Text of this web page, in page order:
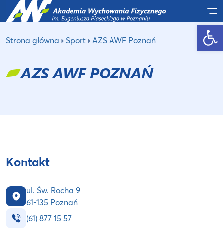
Otwórz pasek narzędzi
Strona główna Sport AZS AWF Poznań
AZS AWF POZNAŃ
Kontakt
ul. Św. Rocha 9
61-135 Poznań
(61) 877 15 57